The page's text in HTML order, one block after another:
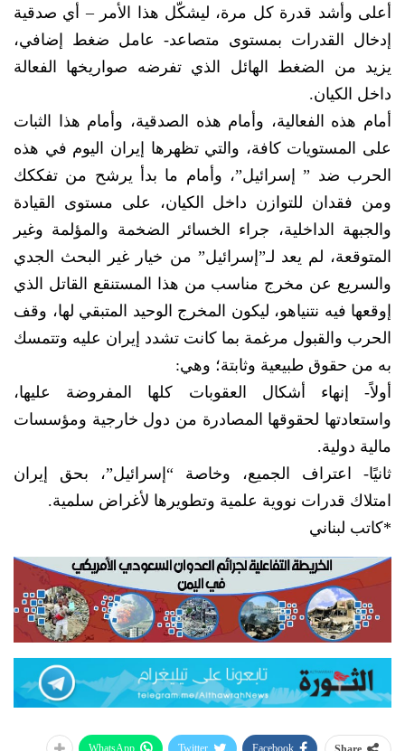
أعلى وأشد قدرة كل مرة، ليشكّل هذا الأمر – أي صدقية
إدخال القدرات بمستوى متصاعد- عامل ضغط إضافي،
يزيد من الضغط الهائل الذي تفرضه صواريخها الفعالة
داخل الكيان.
أمام هذه الفعالية، وأمام هذه الصدقية، وأمام هذا الثبات
على المستويات كافة، والتي تظهرها إيران اليوم في هذه
الحرب ضد ” إسرائيل”، وأمام ما بدأ يرشح من تفككك
ومن فقدان للتوازن داخل الكيان، على مستوى القيادة
والجبهة الداخلية، جراء الخسائر الضخمة والمؤلمة وغير
المتوقعة، لم يعد لـ”إسرائيل” من خيار غير البحث الجدي
والسريع عن مخرج مناسب من هذا المستنقع القاتل الذي
إوقعها فيه نتنياهو، ليكون المخرج الوحيد المتبقي لها، وقف
الحرب والقبول مرغمة بما كانت تشدد إيران عليه وتتمسك
به من حقوق طبيعية وثابتة؛ وهي:
أولاً- إنهاء أشكال العقوبات كلها المفروضة عليها،
واستعادتها لحقوقها المصادرة من دول خارجية ومؤسسات
مالية دولية.
ثانيًا- اعتراف الجميع، وخاصة “إسرائيل”، بحق إيران
امتلاك قدرات نووية علمية وتطويرها لأغراض سلمية.
*كاتب لبناني